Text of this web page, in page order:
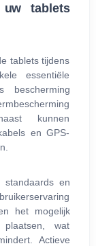
uw tablets
tablets tijdens
essentiële
bescherming
kunnen
en GPS-
standaards en
het mogelijk
wat
Actieve